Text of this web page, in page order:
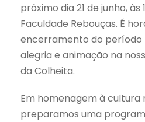
próximo dia 21 de junho, às
Faculdade Rebouças. É
encerramento do período
alegria e animação na
da Colheita.
Em homenagem à cultura
preparamos uma